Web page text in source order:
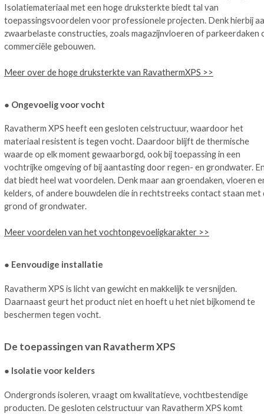
Isolatiemateriaal met een hoge druksterkte biedt tal van
toepassingsvoordelen voor professionele projecten. Denk hierbij
zwaarbelaste constructies, zoals magazijnvloeren of parkeerdaken
commerciële gebouwen.
Meer over de hoge druksterkte van RavathermXPS >>
● Ongevoelig voor vocht
Ravatherm XPS heeft een gesloten celstructuur, waardoor het
materiaal resistent is tegen vocht. Daardoor blijft de thermische
waarde op elk moment gewaarborgd, ook bij toepassing in een
vochtrijke omgeving of bij aantasting door regen- en grondwater.
dat biedt heel wat voordelen. Denk maar aan groendaken, vloeren
kelders, of andere bouwdelen die in rechtstreeks contact staan met
grond of grondwater.
Meer voordelen van het vochtongevoeligkarakter >>
● Eenvoudige installatie
Ravatherm XPS is licht van gewicht en makkelijk te versnijden.
Daarnaast geurt het product niet en hoeft u het niet bijkomend te
beschermen tegen vocht.
De toepassingen van Ravatherm XPS
● Isolatie voor kelders
Ondergronds isoleren, vraagt om kwalitatieve, vochtbestendige
producten. De gesloten celstructuur van Ravatherm XPS komt